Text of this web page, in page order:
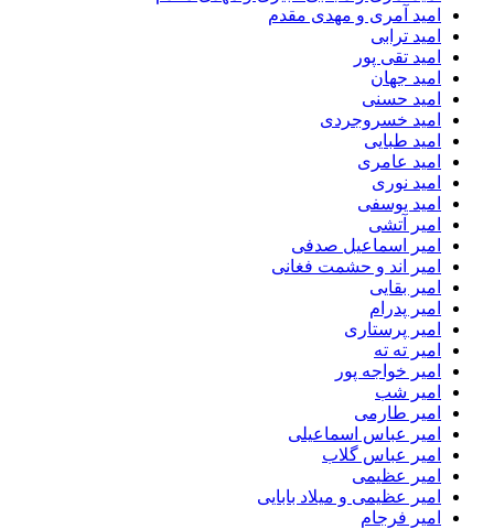
امید آمری و مهدی مقدم
امید ترابی
امید تقی پور
امید جهان
امید حسنی
امید خسروجردی
امید طبایی
امید عامری
امید نوری
امید یوسفی
امیر آتشی
امیر اسماعیل صدفی
امیر اند و حشمت فغانی
امیر بقایی
امیر پدرام
امیر پرستاری
امیر ته ته
امیر خواجه پور
امیر شب
امیر طارمی
امیر عباس اسماعیلی
امیر عباس گلاب
امیر عظیمی
امیر عظیمی و میلاد بابایی
امیر فرجام